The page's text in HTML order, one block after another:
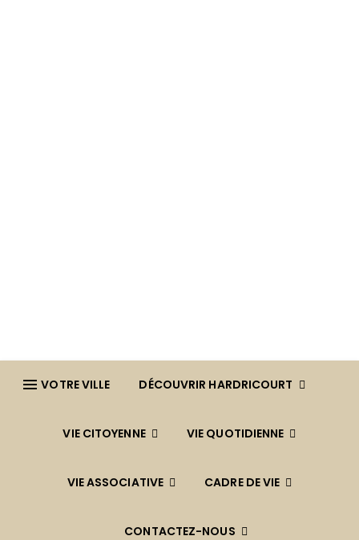
VOTRE VILLE DÉCOUVRIR HARDRICOURT
VIE CITOYENNE VIE QUOTIDIENNE
VIE ASSOCIATIVE CADRE DE VIE
CONTACTEZ-NOUS